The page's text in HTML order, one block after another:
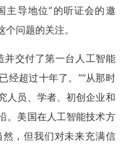
主导地位”的听证会的邀
问题的关注。
并交付了第一台人工智能
经超过十年了。”“从那时
人员、学者、初创企业和
。美国在人工智能技术方
，但我们对未来充满信